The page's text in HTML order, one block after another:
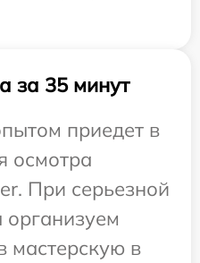
за 35 минут
приедет в
осмотра
При серьезной
мастерскую в